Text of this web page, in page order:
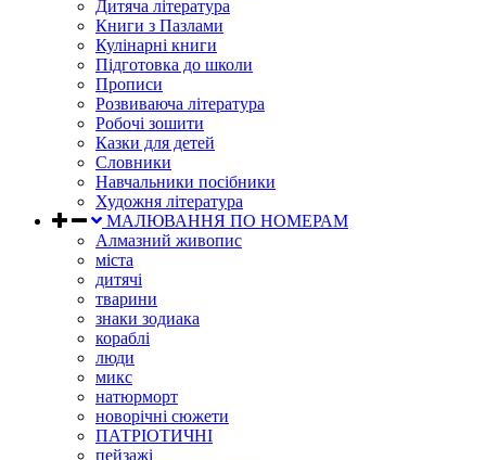
Дитяча література
Книги з Пазлами
Кулінарні книги
Підготовка до школи
Прописи
Розвиваюча література
Робочі зошити
Казки для детей
Словники
Навчальники посібники
Художня література
МАЛЮВАННЯ ПО НОМЕРАМ
Алмазний живопис
міста
дитячі
тварини
знаки зодиака
кораблі
люди
микс
натюрморт
новорічні сюжети
ПАТРІОТИЧНІ
пейзажі